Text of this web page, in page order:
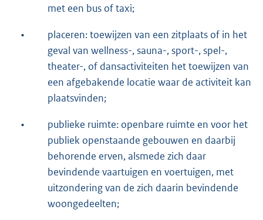
met een bus of taxi;
•
placeren: toewijzen van een zitplaats of in het
geval van wellness-, sauna-, sport-, spel-,
theater-, of dansactiviteiten het toewijzen van
een afgebakende locatie waar de activiteit kan
plaatsvinden;
•
publieke ruimte: openbare ruimte en voor het
publiek openstaande gebouwen en daarbij
behorende erven, alsmede zich daar
bevindende vaartuigen en voertuigen, met
uitzondering van de zich daarin bevindende
woongedeelten;